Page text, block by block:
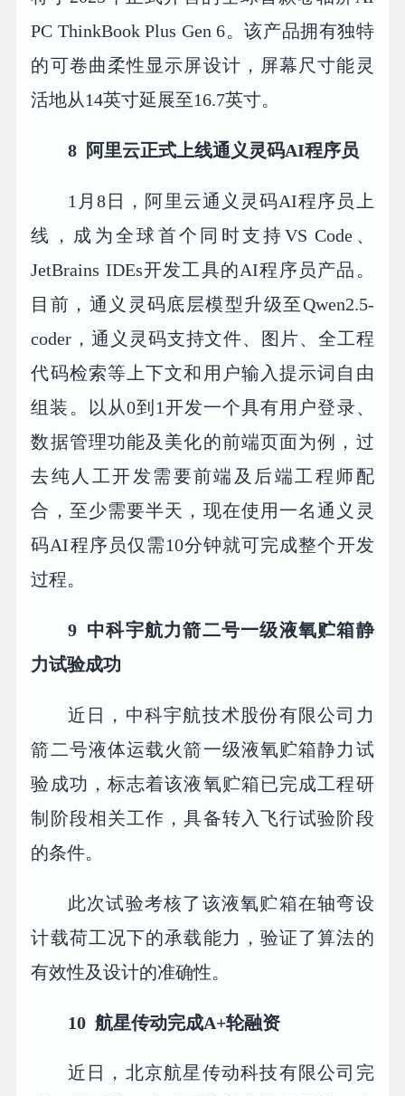
PC ThinkBook Plus Gen 6。该产品拥有独特
的可卷曲柔性显示屏设计，屏幕尺寸能灵
活地从14英寸延展至16.7英寸。
8 阿里云正式上线通义灵码AI程序员
1月8日，阿里云通义灵码AI程序员上
线，成为全球首个同时支持VS Code、
JetBrains IDEs开发工具的AI程序员产品。
目前，通义灵码底层模型升级至Qwen2.5-
coder，通义灵码支持文件、图片、全工程
代码检索等上下文和用户输入提示词自由
组装。以从0到1开发一个具有用户登录、
数据管理功能及美化的前端页面为例，过
去纯人工开发需要前端及后端工程师配
合，至少需要半天，现在使用一名通义灵
码AI程序员仅需10分钟就可完成整个开发
过程。
9 中科宇航力箭二号一级液氧贮箱静
力试验成功
近日，中科宇航技术股份有限公司力
箭二号液体运载火箭一级液氧贮箱静力试
验成功，标志着该液氧贮箱已完成工程研
制阶段相关工作，具备转入飞行试验阶段
的条件。
此次试验考核了该液氧贮箱在轴弯设
计载荷工况下的承载能力，验证了算法的
有效性及设计的准确性。
10 航星传动完成A+轮融资
近日，北京航星传动科技有限公司完